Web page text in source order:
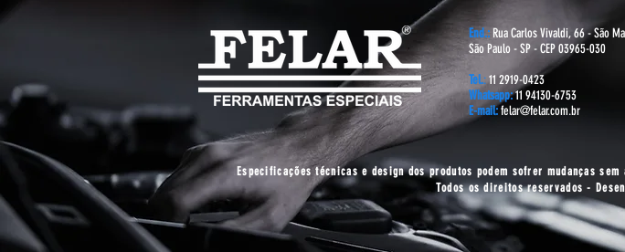
End.: Rua Carlos Vivaldi, 66 - São
São Paulo - SP - CEP 03965-030
Tel.:11 2919-0423
Whatsapp:11 94130-6753
E-mail:felar@felar.com.br
Especificações técnicas e design dos produtos podem sofrer mudanças
Todos os direitos reservados -